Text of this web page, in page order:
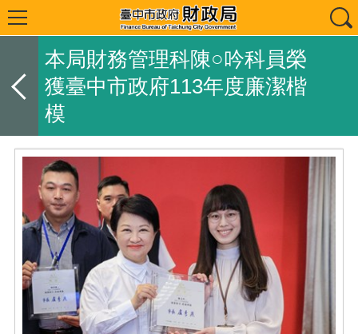
本局財務管理科陳○吟科員榮
獲臺中市政府113年度廉潔楷
模